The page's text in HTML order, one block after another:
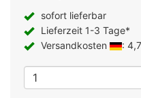
sofort lieferbar
Lieferzeit 1-3 Tage*
Versandkosten
: